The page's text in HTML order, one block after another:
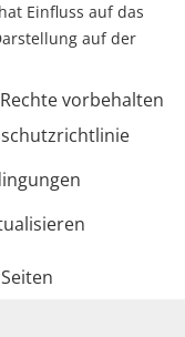
Einfluss auf das
auf der
vorbehalten